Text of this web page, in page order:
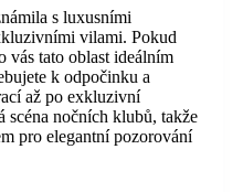
s luxusními
vilami. Pokud
vás tato oblast ideálním
k odpočinku a
až po exkluzivní
scéna nočních klubů, takže
pro elegantní pozorování